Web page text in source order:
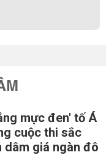
mực đen' tố Á
cuộc thi sắc
dâm giá ngàn đô